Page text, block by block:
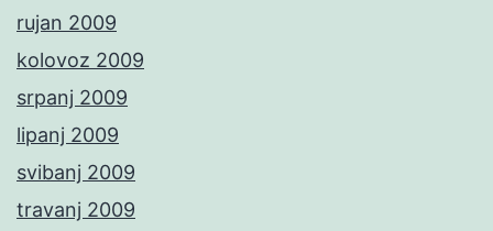
rujan 2009
kolovoz 2009
srpanj 2009
lipanj 2009
svibanj 2009
travanj 2009